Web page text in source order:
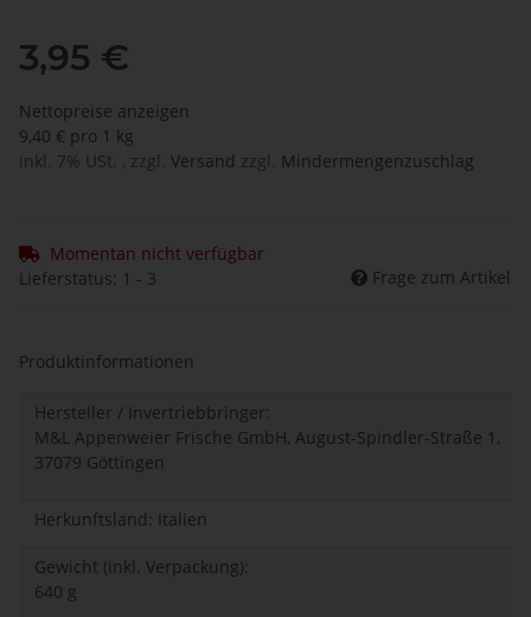
3,95 €
Nettopreise anzeigen
9,40 € pro 1 kg
inkl. 7% USt. , zzgl. Versand zzgl. Mindermengenzuschlag
Momentan nicht verfügbar
Lieferstatus: 1 - 3
Frage zum Artikel
Produktinformationen
Hersteller / Invertriebbringer:
M&L Appenweier Frische GmbH, August-Spindler-Straße 1,
37079 Göttingen
Herkunftsland: Italien
Gewicht (inkl. Verpackung):
640 g